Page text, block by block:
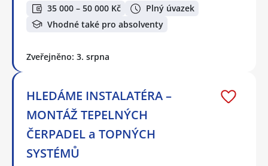
35 000 – 50 000 Kč
Plný úvazek
Vhodné také pro absolventy
Zveřejněno: 3. srpna
HLEDÁME INSTALATÉRA –
MONTÁŽ TEPELNÝCH
ČERPADEL a TOPNÝCH
SYSTÉMŮ